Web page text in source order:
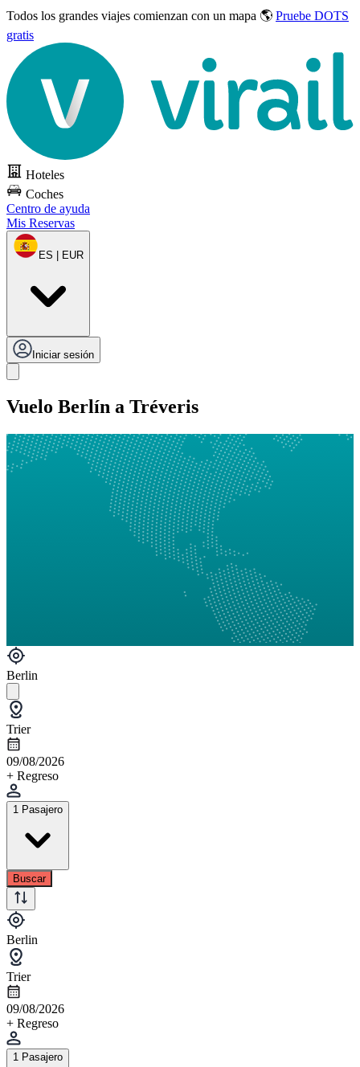
Todos los grandes viajes comienzan con un mapa 🌎 Pruebe DOTS
gratis
Hoteles
Coches
Centro de ayuda
Mis Reservas
ES | EUR
Iniciar sesión
Vuelo Berlín a Tréveris
Berlin
Trier
09/08/2026
+ Regreso
1 Pasajero
Buscar
Berlin
Trier
09/08/2026
+ Regreso
1 Pasajero